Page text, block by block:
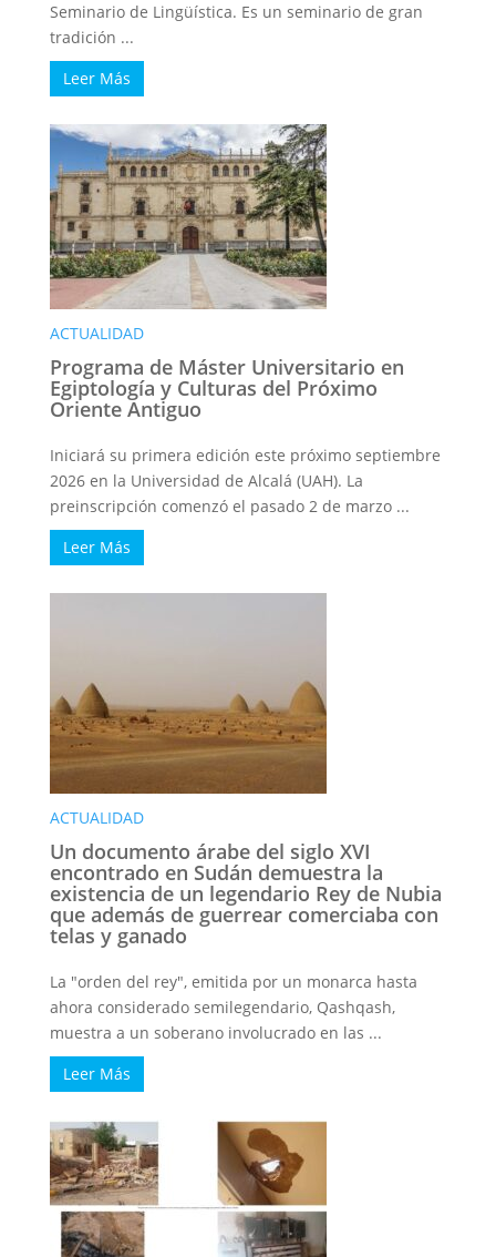
Seminario de Lingüística. Es un seminario de gran
tradición ...
Leer Más
ACTUALIDAD
Programa de Máster Universitario en
Egiptología y Culturas del Próximo
Oriente Antiguo
Iniciará su primera edición este próximo septiembre
2026 en la Universidad de Alcalá (UAH). La
preinscripción comenzó el pasado 2 de marzo ...
Leer Más
ACTUALIDAD
Un documento árabe del siglo XVI
encontrado en Sudán demuestra la
existencia de un legendario Rey de Nubia
que además de guerrear comerciaba con
telas y ganado
La "orden del rey", emitida por un monarca hasta
ahora considerado semilegendario, Qashqash,
muestra a un soberano involucrado en las ...
Leer Más